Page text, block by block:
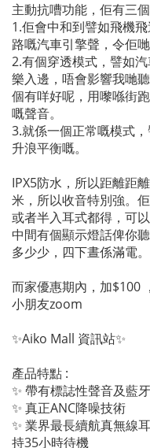
主動抗嘈功能，佢有三個
1.佢會中和到譬如飛機
路嘅汽車引擎聲，令佢哋
2.有個穿透模式，譬如
樂入邊，唔會影響我哋
個有咩好呢，用嚟喺街
嘅聲音。
3.就係一個正常嘅模式
升浪平衡嘅。
IPX5防水，所以距離距
米，所以收音特別強。
或者半入耳式都得，可
中間有個顯示燈話俾你
多少少，四下晝係滿電
而家優惠期內，加$100
小朋友zoom
✨Aiko Mall 資訊站✨
產品特點 :
✨ 帶有標誌性聲音及藍
✨ 真正ANC降噪技術
✨ 業界最長續航真無線
持35小時待機